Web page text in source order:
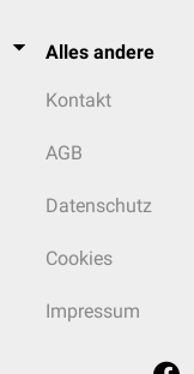
Alles andere
Kontakt
AGB
Datenschutz
Cookies
Impressum